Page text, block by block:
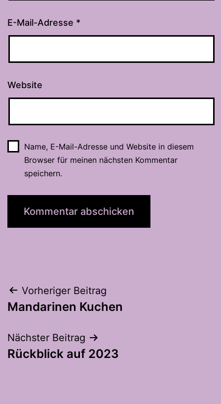
E-Mail-Adresse *
Website
Name, E-Mail-Adresse und Website in diesem
Browser für meinen nächsten Kommentar
speichern.
Beitragsnavigation
Vorheriger Beitrag
Mandarinen Kuchen
Nächster Beitrag
Rückblick auf 2023